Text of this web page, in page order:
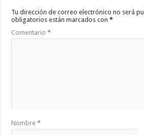
Tu dirección de correo electrónico no será
obligatorios están marcados con*
Comentario*
Nombre*